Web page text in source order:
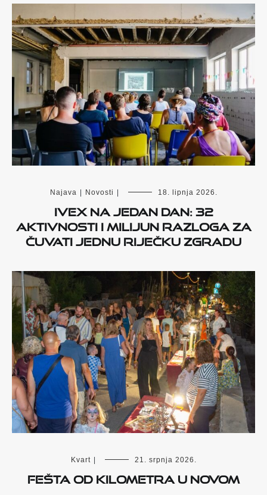
Najava Novosti 18. lipnja 2026.
IVEX na jedan dan: 32
aktivnosti i milijun razloga za
čuvati jednu riječku zgradu
Kvart 21. srpnja 2026.
Fešta od kilometra u Novom